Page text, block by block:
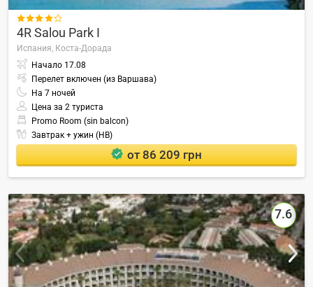

4R Salou Park I
Испания, Коста-Дорада
Начало 17.08
Перелет включен (из Варшава)
На 7 ночей
Цена за 2 туриста
Promo Room (sin balcon)
Завтрак + ужин (HB)
от 86 209 грн
7.6